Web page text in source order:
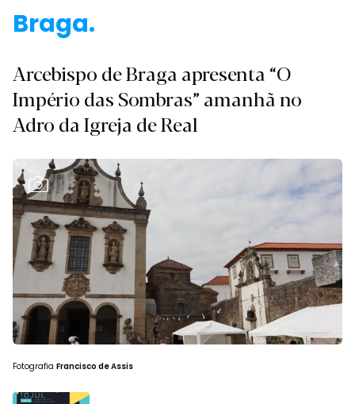
Braga
Arcebispo de Braga apresenta “O
Império das Sombras” amanhã no
Adro da Igreja de Real
Ver Galeria
Fotografia Francisco de Assis